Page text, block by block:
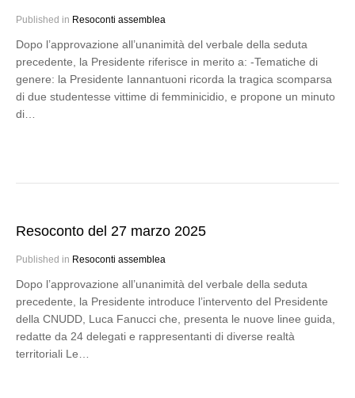
Published in Resoconti assemblea
Dopo l’approvazione all’unanimità del verbale della seduta
precedente, la Presidente riferisce in merito a: -Tematiche di
genere: la Presidente Iannantuoni ricorda la tragica scomparsa
di due studentesse vittime di femminicidio, e propone un minuto
di…
Resoconto del 27 marzo 2025
Published in Resoconti assemblea
Dopo l’approvazione all’unanimità del verbale della seduta
precedente, la Presidente introduce l’intervento del Presidente
della CNUDD, Luca Fanucci che, presenta le nuove linee guida,
redatte da 24 delegati e rappresentanti di diverse realtà
territoriali Le…